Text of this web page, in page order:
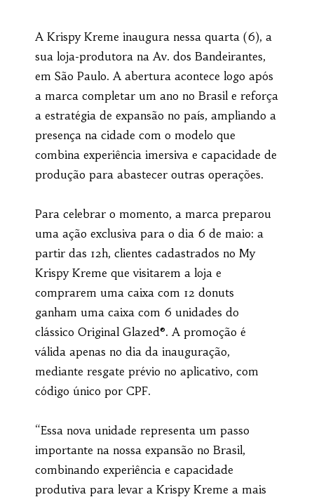
A Krispy Kreme inaugura nessa quarta (6), a
sua loja-produtora na Av. dos Bandeirantes,
em São Paulo. A abertura acontece logo após
a marca completar um ano no Brasil e reforça
a estratégia de expansão no país, ampliando a
presença na cidade com o modelo que
combina experiência imersiva e capacidade de
produção para abastecer outras operações.
Para celebrar o momento, a marca preparou
uma ação exclusiva para o dia 6 de maio: a
partir das 12h, clientes cadastrados no My
Krispy Kreme que visitarem a loja e
comprarem uma caixa com 12 donuts
ganham uma caixa com 6 unidades do
clássico Original Glazed®. A promoção é
válida apenas no dia da inauguração,
mediante resgate prévio no aplicativo, com
código único por CPF.
“Essa nova unidade representa um passo
importante na nossa expansão no Brasil,
combinando experiência e capacidade
produtiva para levar a Krispy Kreme a mais